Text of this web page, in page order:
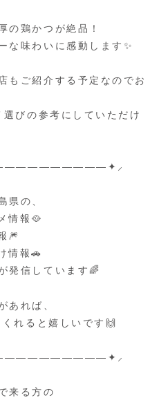
の鶏かつが絶品！
な味わいに感動します✨
もご紹介する予定なのでお
びの参考にしていただけ
県の、
情報🥘
🎆
情報🚗
発信しています🌈
あれば、
れると嬉しいです🙌
来る方の